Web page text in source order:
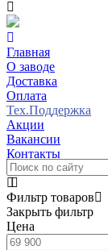
Главная
О заводе
Доставка
Оплата
Тех.Поддержка
Акции
Вакансии
Контакты
Фильтр товаров
Закрыть фильтр
Цена